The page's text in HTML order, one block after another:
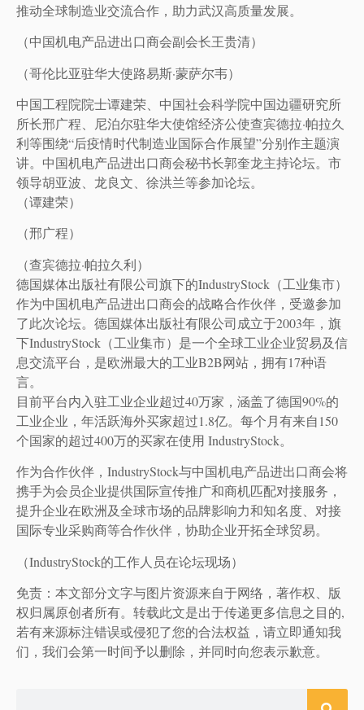
推动全球制造业交流合作，助力武汉高质量发展。
（中国机电产品进出口商会副会长王贵清）
（哥伦比亚驻华大使路易斯·蒙萨尔韦）
中国工程院院士谭建荣、中国社会科学院中国边疆研究所
所长邢广程、尼泊尔驻华大使馆经济公使查宾德拉·帕拉久
利等围绕“后疫情时代制造业国际合作展望”分别作主题演
讲。中国机电产品进出口商会秘书长郭奎龙主持论坛。市
领导胡亚波、龙良文、徐洪兰等参加论坛。
（谭建荣）
（邢广程）
（查宾德拉·帕拉久利）
德国媒体出版社有限公司旗下的IndustryStock（工业集市）
作为中国机电产品进出口商会的战略合作伙伴，受邀参加
了此次论坛。德国媒体出版社有限公司成立于2003年，旗
下IndustryStock（工业集市）是一个全球工业企业贸易及信
息交流平台，是欧洲最大的工业B2B网站，拥有17种语
言。
目前平台内入驻工业企业超过40万家，涵盖了德国90%的
工业企业，年活跃海外买家超过1.8亿。每个月有来自150
个国家的超过400万的买家在使用 IndustryStock。
作为合作伙伴，IndustryStock与中国机电产品进出口商会将
携手为会员企业提供国际宣传推广和商机匹配对接服务，
提升企业在欧洲及全球市场的品牌影响力和知名度、对接
国际专业采购商等合作伙伴，协助企业开拓全球贸易。
（IndustryStock的工作人员在论坛现场）
免责：本文部分文字与图片资源来自于网络，著作权、版
权归属原创者所有。转载此文是出于传递更多信息之目的,
若有来源标注错误或侵犯了您的合法权益，请立即通知我
们，我们会第一时间予以删除，并同时向您表示歉意。